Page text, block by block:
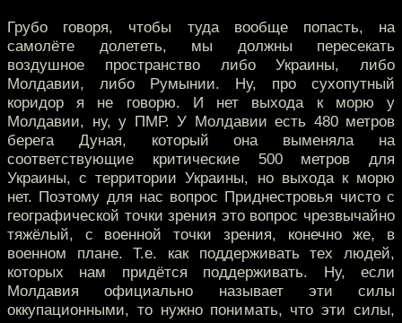
Грубо говоря, чтобы туда вообще попасть, на
самолёте долететь, мы должны пересекать
воздушное пространство либо Украины, либо
Молдавии, либо Румынии. Ну, про сухопутный
коридор я не говорю. И нет выхода к морю у
Молдавии, ну, у ПМР. У Молдавии есть 480 метров
берега Дуная, который она выменяла на
соответствующие критические 500 метров для
Украины, с территории Украины, но выхода к морю
нет. Поэтому для нас вопрос Приднестровья чисто с
географической точки зрения это вопрос чрезвычайно
тяжёлый, с военной точки зрения, конечно же, в
военном плане. Т.е. как поддерживать тех людей,
которых нам придётся поддерживать. Ну, если
Молдавия официально называет эти силы
оккупационными, то нужно понимать, что эти силы,